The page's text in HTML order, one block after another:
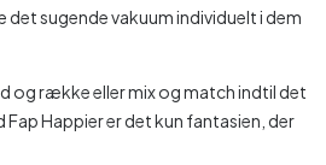
sugende vakuum individuelt i dem
og række eller mix og match indtil det
Fap Happier er det kun fantasien, der